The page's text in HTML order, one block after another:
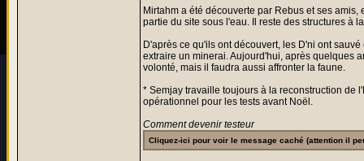
Mirtahm a été découverte par Rebus et ses
partie du site sous l'eau. Il reste des structures à
D'après ce qu'ils ont découvert, les D'ni ont
extraire un minerai. Aujourd'hui, après quelques
volonté, mais il faudra aussi affronter la faune.
* Semjay travaille toujours à la reconstruction de
opérationnel pour les tests avant Noël.
Comment devenir testeur
Cliquez-ici pour voir le message caché (attention il